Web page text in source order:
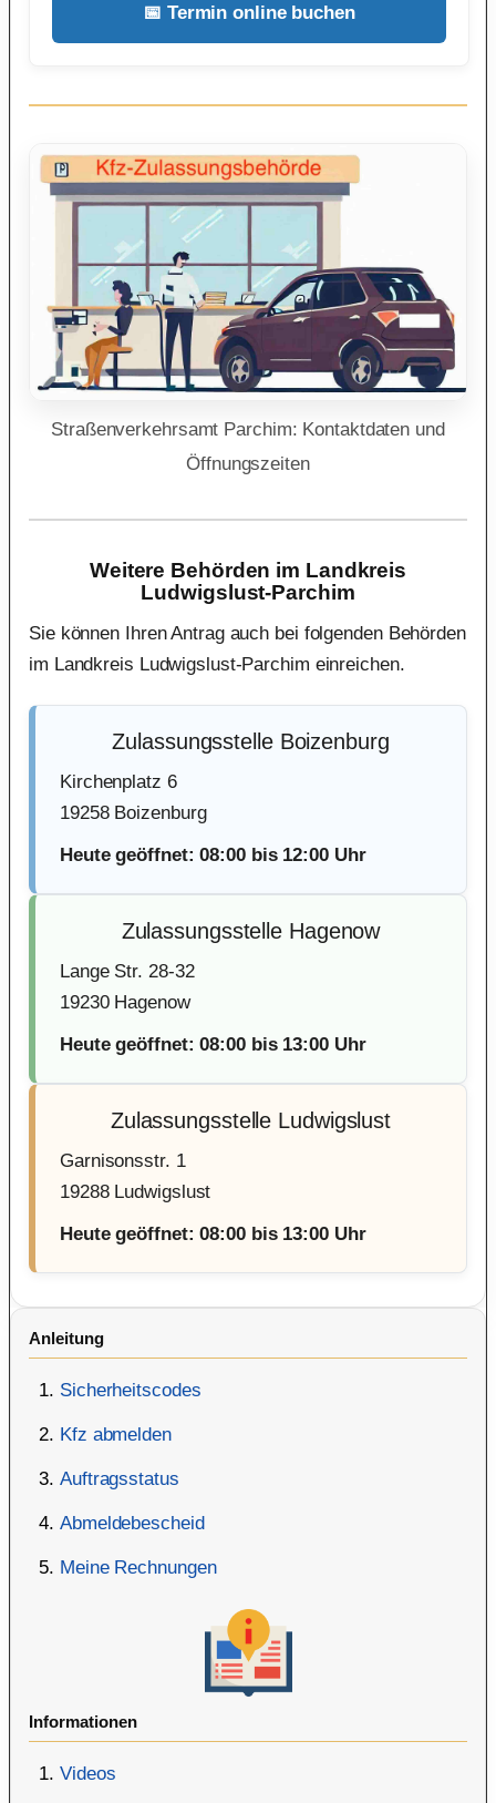
Anleitung
Sicherheitscodes
Kfz abmelden
Auftragsstatus
Abmeldebescheid
Meine Rechnungen
Informationen
Videos
📅 Termin online buchen
Straßenverkehrsamt Parchim: Kontaktdaten und
Öffnungszeiten
Weitere Behörden im Landkreis
Ludwigslust-Parchim
Sie können Ihren Antrag auch bei folgenden Behörden
im Landkreis Ludwigslust-Parchim einreichen.
Zulassungsstelle Boizenburg
Kirchenplatz 6
19258 Boizenburg
Heute geöffnet: 08:00 bis 12:00 Uhr
Zulassungsstelle Hagenow
Lange Str. 28-32
19230 Hagenow
Heute geöffnet: 08:00 bis 13:00 Uhr
Zulassungsstelle Ludwigslust
Garnisonsstr. 1
19288 Ludwigslust
Heute geöffnet: 08:00 bis 13:00 Uhr